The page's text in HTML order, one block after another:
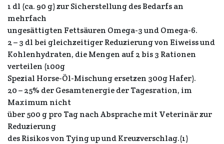
1 dl (ca. 90 g) zur Sicherstellung des Bedarfs an
mehrfach
ungesättigten Fettsäuren Omega-3 und Omega-6.
2 – 3 dl bei gleichzeitiger Reduzierung von Eiweiss und
Kohlenhydraten, die Mengen auf 2 bis 3 Rationen
verteilen (100g
Spezial Horse-Öl-Mischung ersetzen 300g Hafer).
20 – 25% der Gesamtenergie der Tagesration, im
Maximum nicht
über 500 g pro Tag nach Absprache mit Veterinär zur
Reduzierung
des Risikos von Tying up und Kreuzverschlag.(1)